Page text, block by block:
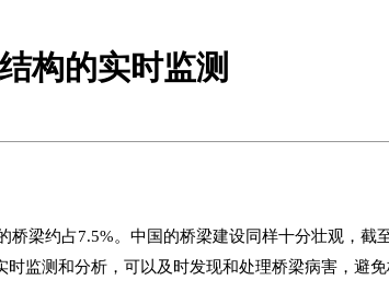
构的实时监测
梁约占7.5%。中国的桥梁建设同样十分壮观，截
监测和分析，可以及时发现和处理桥梁病害，避免